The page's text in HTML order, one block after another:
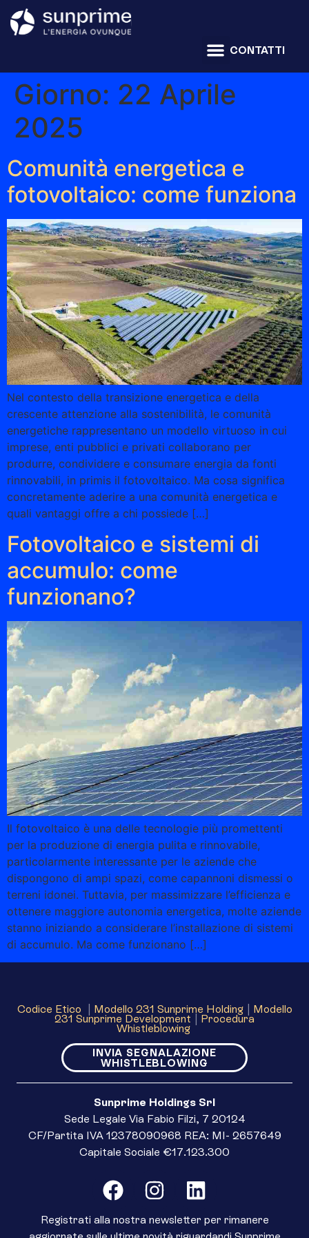
CONTATTI
Giorno: 22 Aprile
2025
Comunità energetica e
fotovoltaico: come funziona
Nel contesto della transizione energetica e della
crescente attenzione alla sostenibilità, le comunità
energetiche rappresentano un modello virtuoso in cui
imprese, enti pubblici e privati collaborano per
produrre, condividere e consumare energia da fonti
rinnovabili, in primis il fotovoltaico. Ma cosa significa
concretamente aderire a una comunità energetica e
quali vantaggi offre a chi possiede […]
Fotovoltaico e sistemi di
accumulo: come
funzionano?
Il fotovoltaico è una delle tecnologie più promettenti
per la produzione di energia pulita e rinnovabile,
particolarmente interessante per le aziende che
dispongono di ampi spazi, come capannoni dismessi o
terreni idonei. Tuttavia, per massimizzare l’efficienza e
ottenere maggiore autonomia energetica, molte aziende
stanno iniziando a considerare l’installazione di sistemi
di accumulo. Ma come funzionano […]
Codice Etico Modello 231 Sunprime Holding| Modello
231 Sunprime Development Procedura
Whistleblowing
INVIA SEGNALAZIONE
WHISTLEBLOWING
Sunprime Holdings Srl
Sede Legale Via Fabio Filzi, 7 20124
CF/Partita IVA 12378090968 REA: MI- 2657649
Capitale Sociale €17.123.300
Registrati alla nostra newsletter per rimanere